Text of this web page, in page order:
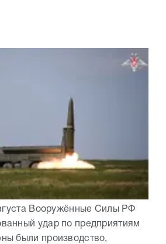
Вооружённые Силы РФ
удар по предприятиям
были производство,